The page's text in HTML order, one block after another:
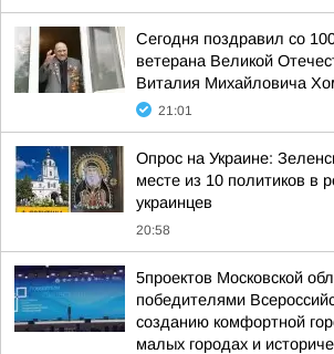
Сегодня поздравил со
ветерана Великой
Виталия Михайловича
21:01
Опрос на Украине:
месте из 10 политиков в
украинцев
20:58
5проектов Московской
победителями
созданию комфортной
малых городах и